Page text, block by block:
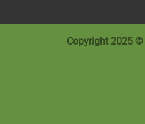
Copyright 2025 ©